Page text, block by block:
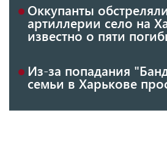
Оккупанты
артиллерии село на
известно о пяти
Из-за попадания
семьи в Харькове